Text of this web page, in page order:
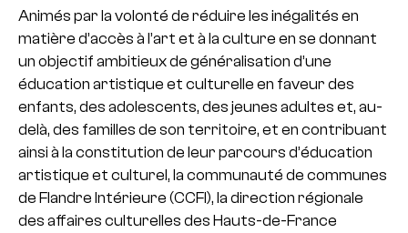
Animés par la volonté de réduire les inégalités en
matière d’accès à l’art et à la culture en se donnant
un objectif ambitieux de généralisation d’une
éducation artistique et culturelle en faveur des
enfants, des adolescents, des jeunes adultes et, au-
delà, des familles de son territoire, et en contribuant
ainsi à la constitution de leur parcours d’éducation
artistique et culturel, la communauté de communes
de Flandre Intérieure (CCFI), la direction régionale
des affaires culturelles des Hauts-de-France